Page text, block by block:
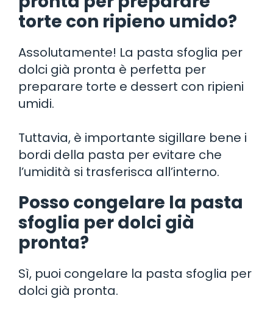
torte con ripieno umido?
Assolutamente! La pasta sfoglia per
dolci già pronta è perfetta per
preparare torte e dessert con ripieni
umidi.
Tuttavia, è importante sigillare bene i
bordi della pasta per evitare che
l’umidità si trasferisca all’interno.
Posso congelare la pasta
sfoglia per dolci già
pronta?
Sì, puoi congelare la pasta sfoglia per
dolci già pronta.